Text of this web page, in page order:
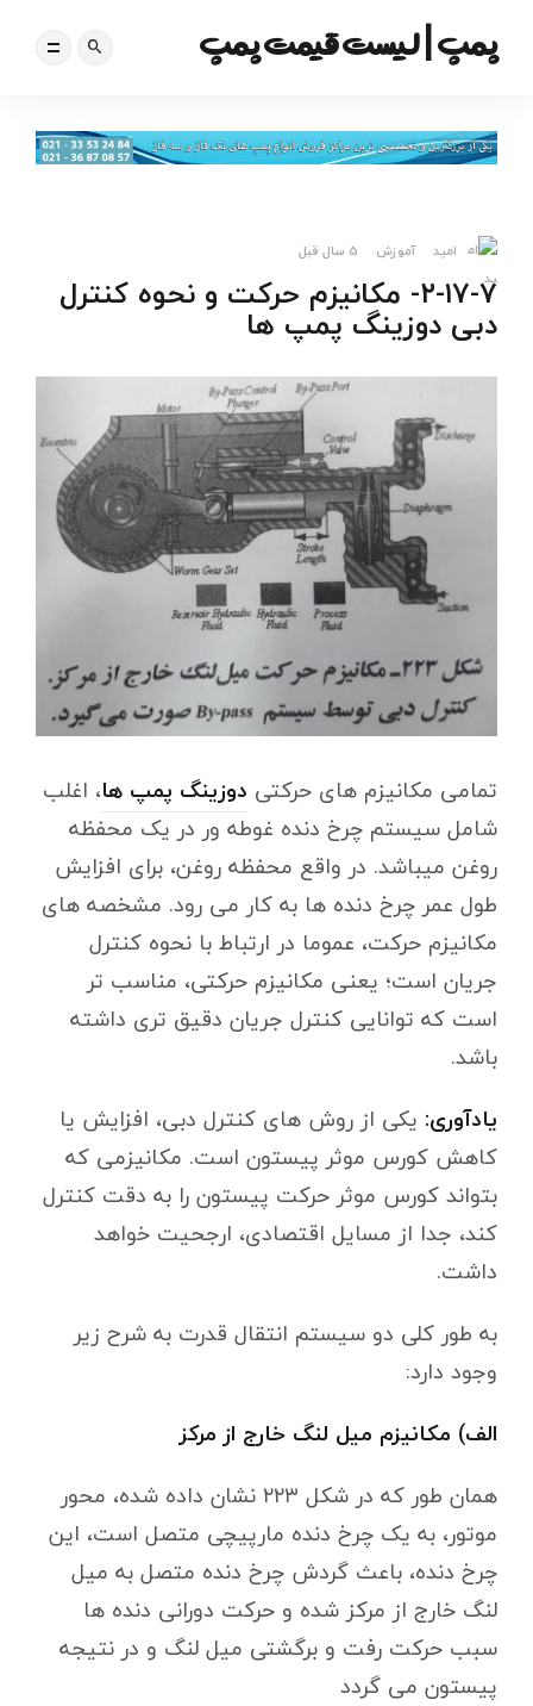
پمپ | لیست قیمت پمپ
امید آموزش 5 سال قبل
۲-۱۷-۷- مکانیزم حرکت و نحوه کنترل
دبی دوزینگ پمپ ها
تمامی مکانیزم های حرکتی دوزینگ پمپ ها، اغلب
شامل سیستم چرخ دنده غوطه ور در یک محفظه
روغن میباشد. در واقع محفظه روغن، برای افزایش
طول عمر چرخ دنده ها به کار می رود. مشخصه های
مکانیزم حرکت، عموما در ارتباط با نحوه کنترل
جریان است؛ یعنی مکانیزم حرکتی، مناسب تر
است که توانایی کنترل جریان دقیق تری داشته
باشد.
یادآوری: یکی از روش های کنترل دبی، افزایش یا
کاهش کورس موثر پیستون است. مکانیزمی که
بتواند کورس موثر حرکت پیستون را به دقت کنترل
کند، جدا از مسایل اقتصادی، ارجحیت خواهد
داشت.
به طور کلی دو سیستم انتقال قدرت به شرح زیر
وجود دارد:
الف) مکانیزم میل لنگ خارج از مرکز
همان طور که در شکل ۲۲۳ نشان داده شده، محور
موتور، به یک چرخ دنده مارپیچی متصل است، این
چرخ دنده، باعث گردش چرخ دنده متصل به میل
لنگ خارج از مرکز شده و حرکت دورانی دنده ها
سبب حرکت رفت و برگشتی میل لنگ و در نتیجه
پیستون می گردد